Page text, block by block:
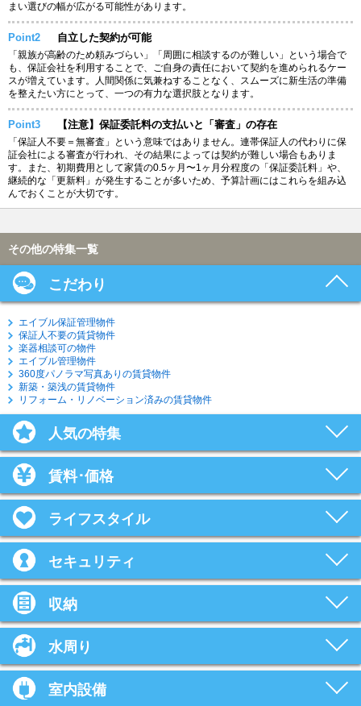
まい選びの幅が広がる可能性があります。
Point2 自立した契約が可能
「親族が高齢のため頼みづらい」「周囲に相談するのが難しい」という場合で
も、保証会社を利用することで、ご自身の責任において契約を進められるケー
スが増えています。人間関係に気兼ねすることなく、スムーズに新生活の準備
を整えたい方にとって、一つの有力な選択肢となります。
Point3 【注意】保証委託料の支払いと「審査」の存在
「保証人不要＝無審査」という意味ではありません。連帯保証人の代わりに保
証会社による審査が行われ、その結果によっては契約が難しい場合もありま
す。また、初期費用として家賃の0.5ヶ月〜1ヶ月分程度の「保証委託料」や、
継続的な「更新料」が発生することが多いため、予算計画にはこれらを組み込
んでおくことが大切です。
その他の特集一覧
こだわり
エイブル保証管理物件
保証人不要の賃貸物件
楽器相談可の物件
エイブル管理物件
360度パノラマ写真ありの賃貸物件
新築・築浅の賃貸物件
リフォーム・リノベーション済みの賃貸物件
人気の特集
賃料･価格
ライフスタイル
セキュリティ
収納
水周り
室内設備